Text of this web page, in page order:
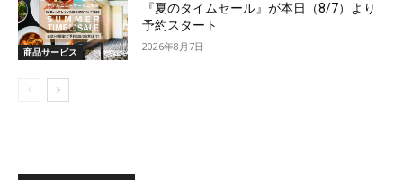
商品サービス
『夏のタイムセール』が本日（8/7）より
予約スタート
2026年8月7日